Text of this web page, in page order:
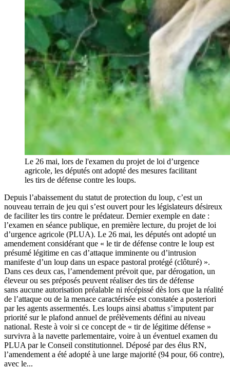
Le 26 mai, lors de l'examen du projet de loi d’urgence
agricole, les députés ont adopté des mesures facilitant
les tirs de défense contre les loups.
Depuis l’abaissement du statut de protection du loup, c’est un
nouveau terrain de jeu qui s’est ouvert pour les législateurs désireux
de faciliter les tirs contre le prédateur. Dernier exemple en date :
l’examen en séance publique, en première lecture, du projet de loi
d’urgence agricole (PLUA). Le 26 mai, les députés ont adopté un
amendement considérant que « le tir de défense contre le loup est
présumé légitime en cas d’attaque imminente ou d’intrusion
manifeste d’un loup dans un espace pastoral protégé (clôturé) ».
Dans ces deux cas, l’amendement prévoit que, par dérogation, un
éleveur ou ses préposés peuvent réaliser des tirs de défense
sans aucune autorisation préalable ni récépissé dès lors que la réalité
de l’attaque ou de la menace caractérisée est constatée a posteriori
par les agents assermentés. Les loups ainsi abattus s’imputent par
priorité sur le plafond annuel de prélèvements défini au niveau
national. Reste à voir si ce concept de « tir de légitime défense »
survivra à la navette parlementaire, voire à un éventuel examen du
PLUA par le Conseil constitutionnel. Déposé par des élus RN,
l’amendement a été adopté à une large majorité (94 pour, 66 contre),
avec le...